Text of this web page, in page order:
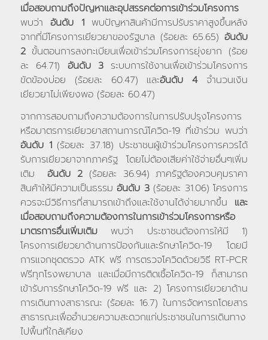
เมื่อสอบถามถึงปัญหาและอุปสรรคต่อการเข้าร่วมโครงการ
พบว่า อันดับ 1พบปัญหาสินค้ามีการปรับราคาสูงขึ้นหลัง
จากที่มีโครงการเยียวยาของรัฐบาล (ร้อยละ 65.65) อันดับ
2ขั้นตอนการลงทะเบียนเพื่อเข้าร่วมโครงการยุ่งยาก (ร้อย
ละ 64.71) อันดับ 3ระบบการใช้งานเพื่อเข้าร่วมโครงการ
ขัดข้องบ่อย (ร้อยละ 60.47) และอันดับ 4 จำนวนเงิน
เยียวยาไม่เพียงพอ (ร้อยละ 60.47)
จากการสอบถามถึงความต้องการในการปรับปรุงโครงการ
หรือมาตรการเยียวยาสถานการณ์โควิด-19 ที่เข้าร่วม พบว่า
อันดับ 1(ร้อยละ 37.18) ประชาชนผู้เข้าร่วมโครงการควรได้
รับการเยียวยาจากภาครัฐ โดยไม่ต้องเสียค่าใช้จ่ายอื่นๆเพิ่ม
เติม อันดับ 2 (ร้อยละ 36.94) ภาครัฐต้องควบคุมราคา
สินค้าให้มีความเป็นธรรม อันดับ 3(ร้อยละ 31.06) โครงการ
ควรจะมีวิธีการที่สามารถเข้าถึงและใช้งานได้ง่ายมากขึ้น และ
เมื่อสอบถามถึงความต้องการในการเข้าร่วมโครงการหรือ
มาตรการอื่นเพิ่มเติมพบว่า ประชาชนต้องการให้มี 1)
โครงการเยียวยาด้านการป้องกันและรักษาโควิด-19 โดยมี
การแจกชุดตรวจ ATK ฟรี การตรวจโควิดด้วยวิธี RT-PCR
ฟรีทุกโรงพยาบาล และเมื่อมีการติดเชื้อโควิด-19 ก็สามารถ
เข้ารับการรักษาโควิด-19 ฟรี และ 2) โครงการเยียวยาด้าน
การเดินทางสาธารณะ (ร้อยละ 16.7) ในการจัดหารถโดยสาร
สาธารณะเพื่ออำนวยความสะดวกแก่ประชาชนในการเดินทาง
ไปพื้นที่ใกล้เคียง